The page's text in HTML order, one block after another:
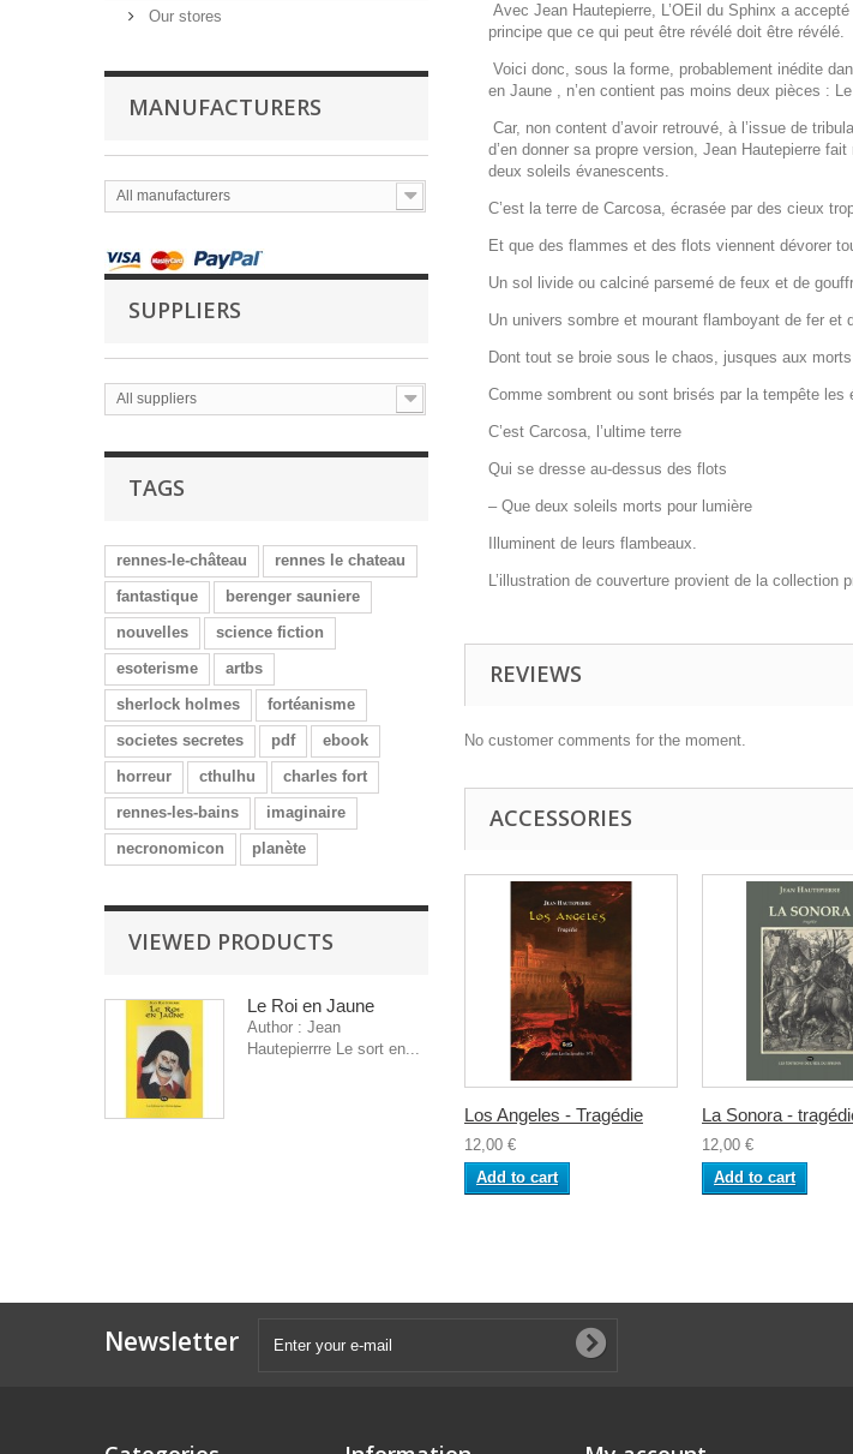
Our stores
MANUFACTURERS
All manufacturers
SUPPLIERS
All suppliers
TAGS
rennes-le-château
rennes le chateau
fantastique
berenger sauniere
nouvelles
science fiction
esoterisme
artbs
sherlock holmes
fortéanisme
societes secretes
pdf
ebook
horreur
cthulhu
charles fort
rennes-les-bains
imaginaire
necronomicon
planète
VIEWED PRODUCTS
Le Roi en Jaune
Author : Jean
Hautepierrre Le sort en...
Avec Jean Hautepierre, L’OEil du Sphinx a
principe que ce qui peut être révélé doit être révélé.
Voici donc, sous la forme, probablement inédite
en Jaune , n’en contient pas moins deux pièces :
Car, non content d’avoir retrouvé, à l’issue de
d’en donner sa propre version, Jean Hautepierre
deux soleils évanescents.
C’est la terre de Carcosa, écrasée par des cieux
Et que des flammes et des flots viennent dévorer
Un sol livide ou calciné parsemé de feux et de
Un univers sombre et mourant flamboyant de fer et
Dont tout se broie sous le chaos, jusques aux
Comme sombrent ou sont brisés par la tempête les
C’est Carcosa, l’ultime terre
Qui se dresse au-dessus des flots
– Que deux soleils morts pour lumière
Illuminent de leurs flambeaux.
L’illustration de couverture provient de la collection
REVIEWS
No customer comments for the moment.
ACCESSORIES
Los Angeles - Tragédie
12,00 €
Add to cart
La Sonora -
12,00 €
Add to cart
Newsletter